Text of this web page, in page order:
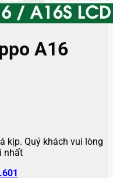
A16
kịp. Quý khách vui lòng
nhất